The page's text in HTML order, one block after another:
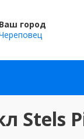
Ваш город
Stels